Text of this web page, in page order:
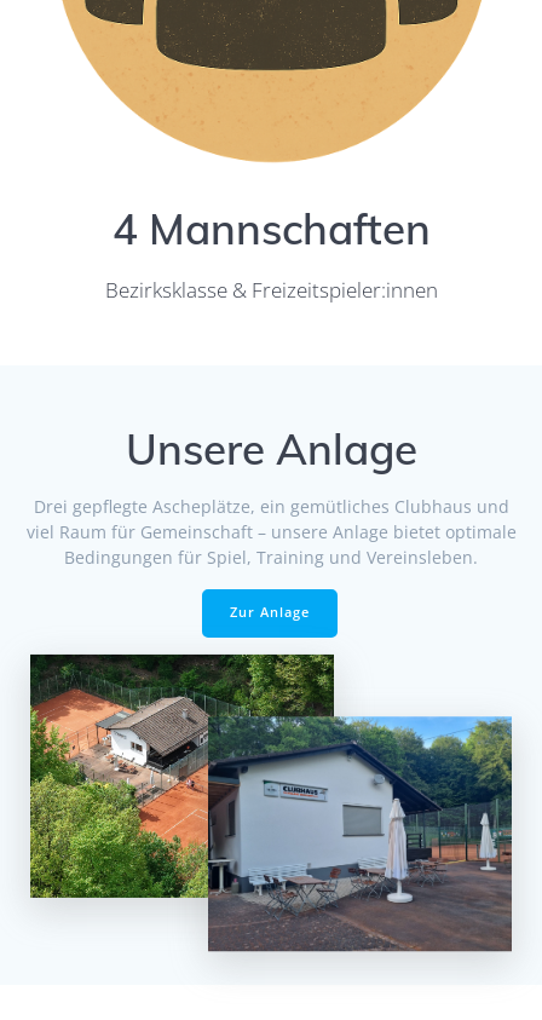
4 Mannschaften
Bezirksklasse & Freizeitspieler:innen
Unsere Anlage
Drei gepflegte Ascheplätze, ein gemütliches Clubhaus und
viel Raum für Gemeinschaft – unsere Anlage bietet optimale
Bedingungen für Spiel, Training und Vereinsleben.
Zur Anlage